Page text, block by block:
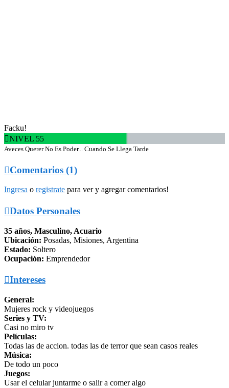
Facku!
NIVEL 55
Aveces Querer No Es Poder... Cuando Se Llega Tarde
Comentarios (1)
Ingresa o registrate para ver y agregar comentarios!
Datos Personales
35 años, Masculino, Acuario
Ubicación: Posadas, Misiones, Argentina
Estado: Soltero
Ocupación: Emprendedor
Intereses
General:
Mujeres rock y videojuegos
Series y TV:
Casi no miro tv
Películas:
Todas las de accion. todas las de terror que sean casos reales
Música:
De todo un poco
Juegos:
Usar el celular juntarme o salir a comer algo